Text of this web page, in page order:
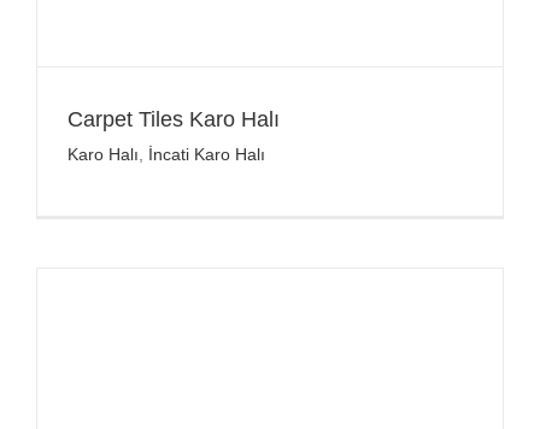
Carpet Tiles Karo Halı
Karo Halı İncati Karo Halı